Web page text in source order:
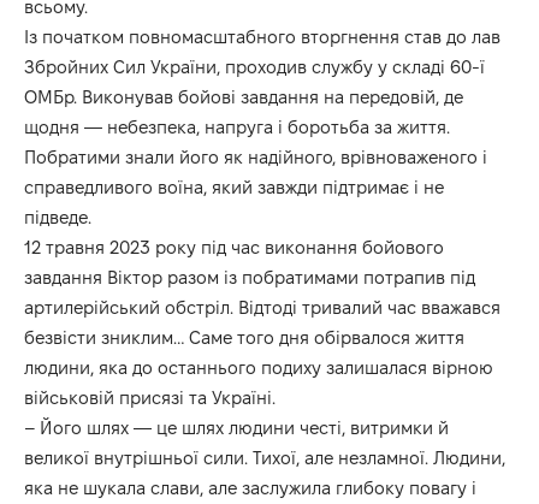
всьому.
Із початком повномасштабного вторгнення став до лав
Збройних Сил України, проходив службу у складі 60-ї
ОМБр. Виконував бойові завдання на передовій, де
щодня — небезпека, напруга і боротьба за життя.
Побратими знали його як надійного, врівноваженого і
справедливого воїна, який завжди підтримає і не
підведе.
12 травня 2023 року під час виконання бойового
завдання Віктор разом із побратимами потрапив під
артилерійський обстріл. Відтоді тривалий час вважався
безвісти зниклим… Саме того дня обірвалося життя
людини, яка до останнього подиху залишалася вірною
військовій присязі та Україні.
– Його шлях — це шлях людини честі, витримки й
великої внутрішньої сили. Тихої, але незламної. Людини,
яка не шукала слави, але заслужила глибоку повагу і